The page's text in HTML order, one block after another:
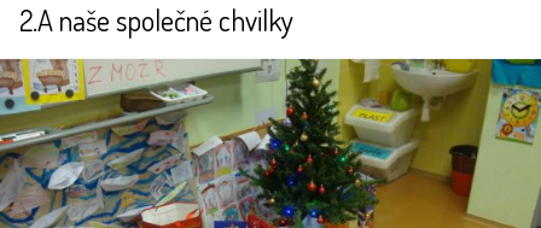
2.A naše společné chvilky